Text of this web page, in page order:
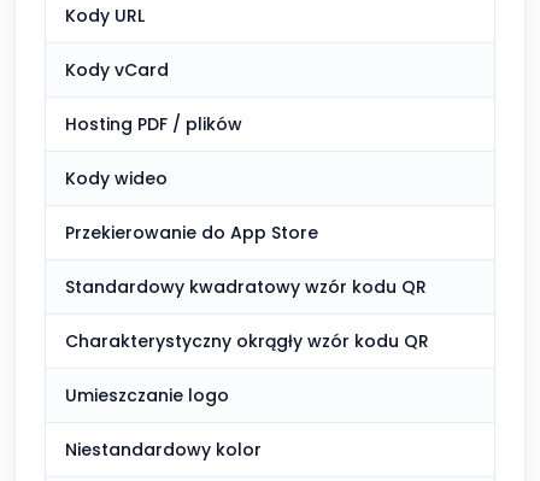
Kody URL
Kody vCard
Hosting PDF / plików
Kody wideo
Przekierowanie do App Store
Standardowy kwadratowy wzór kodu QR
Charakterystyczny okrągły wzór kodu QR
Umieszczanie logo
Niestandardowy kolor